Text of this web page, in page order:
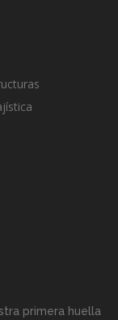
primera huella